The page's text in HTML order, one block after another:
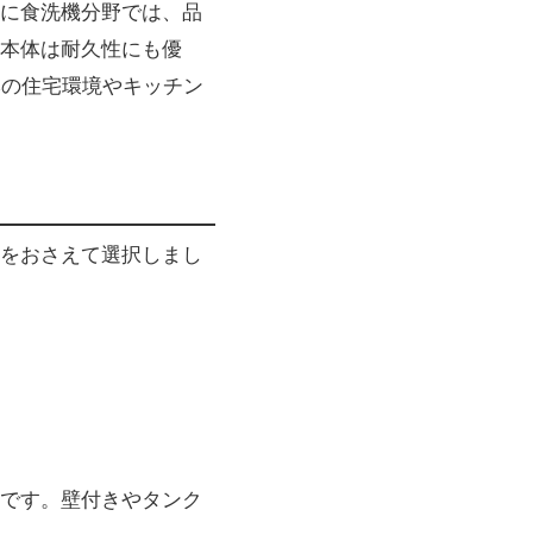
食洗機分野では、品
体は耐久性にも優
住宅環境やキッチン
おさえて選択しまし
す。壁付きやタンク